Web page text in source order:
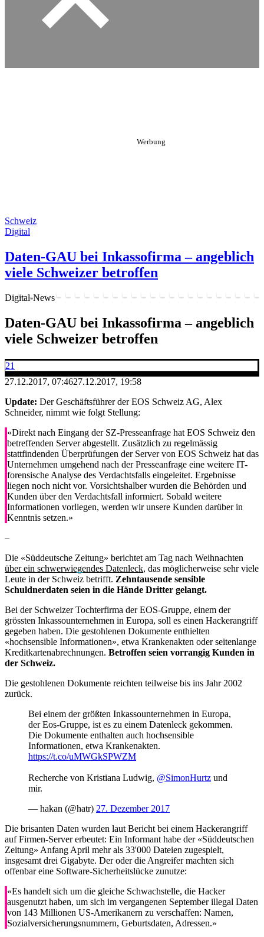
Schweiz
Digital
Daten-GAU bei Inkassofirma – angeblich
viele Schweizer betroffen
Digital-News
Daten-GAU bei Inkassofirma – angeblich
viele Schweizer betroffen
21
27.12.2017, 07:4627.12.2017, 19:58
Update: Der Geschäftsführer der EOS Schweiz AG, Alex
Schneider, nimmt wie folgt Stellung:
«Direkt nach Eingang der SZ-Presseanfrage hat EOS Schweiz den
betreffenden Server abgestellt. Zusätzlich zu regelmässig
stattfindenden Überprüfungen der Server von EOS Schweiz hat das
Unternehmen umgehend nach der Presseanfrage eine weitere IT-
forensische Analyse des Verdachtsfalls eingeleitet. Ergebnisse
liegen noch nicht vor. Vorsichtshalber wurden die Behörden und
Kunden über den Verdachtsfall informiert. Sobald weitere
Informationen vorliegen, werden wir unsere Kunden darüber in
Kenntnis setzen.»
–
Die «Süddeutsche Zeitung» berichtet am Tag nach Weihnachten
über ein schwerwiegendes Datenleck, das möglicherweise sehr viele
Leute in der Schweiz betrifft. Zehntausende sensible
Schuldnerdaten seien in die Hände Dritter gelangt.
Bei der Schweizer Tochterfirma der EOS-Gruppe, einem der
grössten Inkassounternehmen in Europa, soll es einen Hackerangriff
gegeben haben. Die gestohlenen Dokumente enthielten
«hochsensible Informationen», etwa Krankenakten oder seitenlange
Kreditkartenabrechnungen. Betroffen seien vorrangig Kunden in
der Schweiz.
Die gestohlenen Dokumente reichten teilweise bis ins Jahr 2002
zurück.
Bei einem der größten Inkassounternehmen in Europa,
der Eos-Gruppe, ist es zu einem Datenleck gekommen.
Die Dokumente enthalten auch hochsensible
Informationen, etwa Krankenakten.
https://t.co/uMWGkSPWZM
Recherche von Kristiana Ludwig, @SimonHurtz und
mir.
— hakan (@hatr) 27. Dezember 2017
Die brisanten Daten wurden laut Bericht bei einem Hackerangriff
auf Firmen-Server erbeutet: Ein Informant habe der «Süddeutschen
Zeitung» Anfang April mehr als 33'000 Dateien zugespielt,
insgesamt drei Gigabyte. Der oder die Angreifer machten sich
offenbar eine Software-Sicherheitslücke zunutze:
«Es handelt sich um die gleiche Schwachstelle, die Hacker
ausgenutzt haben, um sich im vergangenen September illegal Daten
von 143 Millionen US-Amerikanern zu verschaffen: Namen,
Sozialversicherungsnummern, Geburtsdaten, Adressen.»